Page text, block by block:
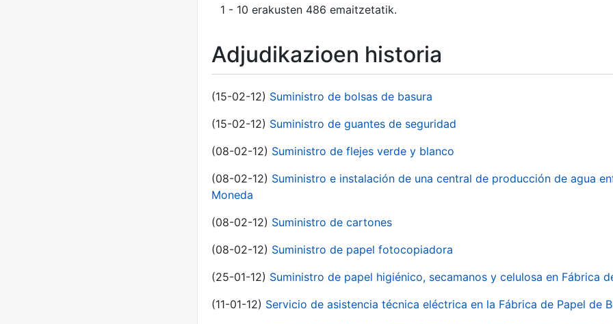
1 - 10 erakusten 486 emaitzetatik.
Adjudikazioen historia
(15-02-12) Suministro de bolsas de basura
(15-02-12) Suministro de guantes de seguridad
(08-02-12) Suministro de flejes verde y blanco
(08-02-12) Suministro e instalación de una central de producción de agua
Moneda
(08-02-12) Suministro de cartones
(08-02-12) Suministro de papel fotocopiadora
(25-01-12) Suministro de papel higiénico, secamanos y celulosa en Fábrica
(11-01-12) Servicio de asistencia técnica eléctrica en la Fábrica de Papel de